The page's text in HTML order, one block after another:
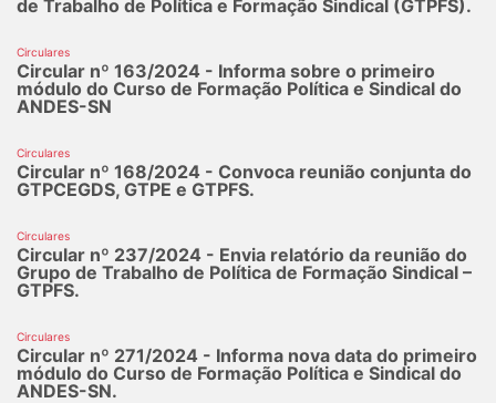
de Trabalho de Política e Formação Sindical (GTPFS).
Circulares
Circular nº 163/2024 - Informa sobre o primeiro
módulo do Curso de Formação Política e Sindical do
ANDES-SN
Circulares
Circular nº 168/2024 - Convoca reunião conjunta do
GTPCEGDS, GTPE e GTPFS.
Circulares
Circular nº 237/2024 - Envia relatório da reunião do
Grupo de Trabalho de Política de Formação Sindical –
GTPFS.
Circulares
Circular nº 271/2024 - Informa nova data do primeiro
módulo do Curso de Formação Política e Sindical do
ANDES-SN.